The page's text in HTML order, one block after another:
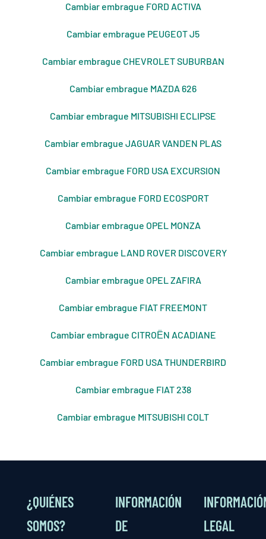
Cambiar embrague FORD ACTIVA
Cambiar embrague PEUGEOT J5
Cambiar embrague CHEVROLET SUBURBAN
Cambiar embrague MAZDA 626
Cambiar embrague MITSUBISHI ECLIPSE
Cambiar embrague JAGUAR VANDEN PLAS
Cambiar embrague FORD USA EXCURSION
Cambiar embrague FORD ECOSPORT
Cambiar embrague OPEL MONZA
Cambiar embrague LAND ROVER DISCOVERY
Cambiar embrague OPEL ZAFIRA
Cambiar embrague FIAT FREEMONT
Cambiar embrague CITROЁN ACADIANE
Cambiar embrague FORD USA THUNDERBIRD
Cambiar embrague FIAT 238
Cambiar embrague MITSUBISHI COLT
¿QUIÉNES
SOMOS?
INFORMACIÓN
DE
LEGAL